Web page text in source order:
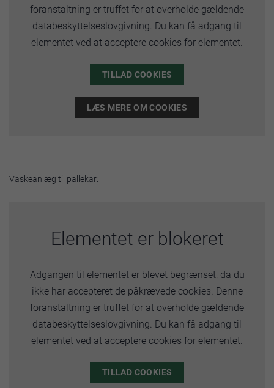
foranstaltning er truffet for at overholde gældende
databeskyttelseslovgivning. Du kan få adgang til
elementet ved at acceptere cookies for elementet.
TILLAD COOKIES
LÆS MERE OM COOKIES
Vaskeanlæg til pallekar:
Elementet er blokeret
Adgangen til elementet er blevet begrænset, da du
ikke har accepteret de påkrævede cookies. Denne
foranstaltning er truffet for at overholde gældende
databeskyttelseslovgivning. Du kan få adgang til
elementet ved at acceptere cookies for elementet.
TILLAD COOKIES